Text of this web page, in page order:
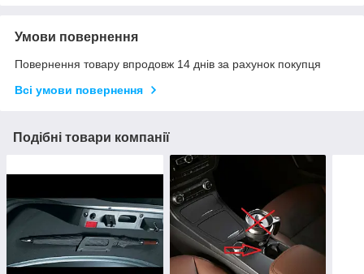
Умови повернення
Повернення товару впродовж 14 днів за рахунок покупця
Всі умови повернення
Подібні товари компанії